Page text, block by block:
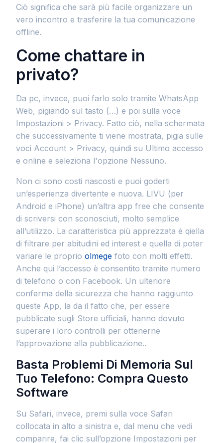
Ciò significa che sarà più facile organizzare un
vero incontro e trasferire la tua comunicazione
offline.
Come chattare in
privato?
Da pc, invece, puoi farlo solo tramite WhatsApp
Web, pigiando sul tasto (…) e poi sulla voce
Impostazioni > Privacy. Fatto ciò, nella schermata
che successivamente ti viene mostrata, pigia sulle
voci Account > Privacy, quindi su Ultimo accesso
e online e seleziona l'opzione Nessuno.
Non ci sono costi nascosti e puoi goderti
un’esperienza divertente e nuova. LIVU (per
Android e iPhone) un’altra app free che consente
di scriversi con sconosciuti, molto semplice
all’utilizzo. La caratteristica più apprezzata è qiella
di filtrare per abitudini ed interest e quella di poter
variare le proprio olmege foto con molti effetti.
Anche qui l’accesso è consentito tramite numero
di telefono o con Facebook. Un ulteriore
conferma della sicurezza che hanno raggiunto
queste App, la da il fatto che, per essere
pubblicate sugli Store ufficiali, hanno dovuto
superare i loro controlli per ottenerne
l’approvazione alla pubblicazione..
Basta Problemi Di Memoria Sul
Tuo Telefono: Compra Questo
Software
Su Safari, invece, premi sulla voce Safari
collocata in alto a sinistra e, dal menu che vedi
comparire, fai clic sull’opzione Impostazioni per